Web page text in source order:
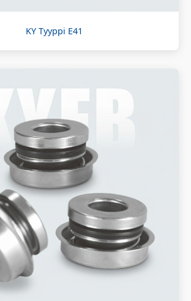
KY Tyyppi E41